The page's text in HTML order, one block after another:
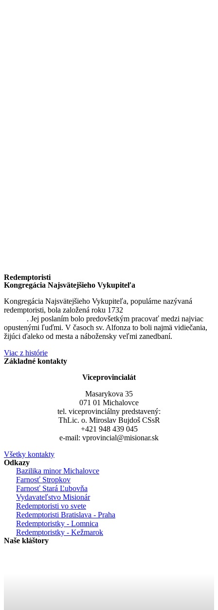
Redemptoristi
Kongregácia Najsvätejšieho Vykupiteľa
Kongregácia Najsvätejšieho Vykupiteľa, populárne nazývaná
redemptoristi, bola založená roku 1732
. Jej poslaním bolo predovšetkým pracovať medzi najviac
opustenými ľuďmi. V časoch sv. Alfonza to boli najmä vidiečania,
žijúci ďaleko od mesta a nábožensky veľmi zanedbaní.
Viac z histórie
Základné kontakty
Viceprovincialát
Masarykova 35
071 01 Michalovce
tel. viceprovinciálny predstavený:
ThLic. o. Miroslav Bujdoš CSsR
+421 948 439 045
e-mail: vprovincial@misionar.sk
Všetky kontakty
Odkazy
Bazilika minor Michalovce
Farnosť Stropkov
Farnosť Stará Ľubovňa
Vydavateľstvo Misionár
Redemptoristi vo svete
Redemptoristi Bratislava - Praha
Redemptoristky - Lomnica
Redemptoristky - Kežmarok
Naše kláštory